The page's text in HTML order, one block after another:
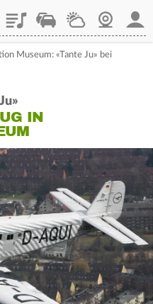
PlaylistStaupilotWetterWebcam
Museum: «Tante Ju» bei
IN